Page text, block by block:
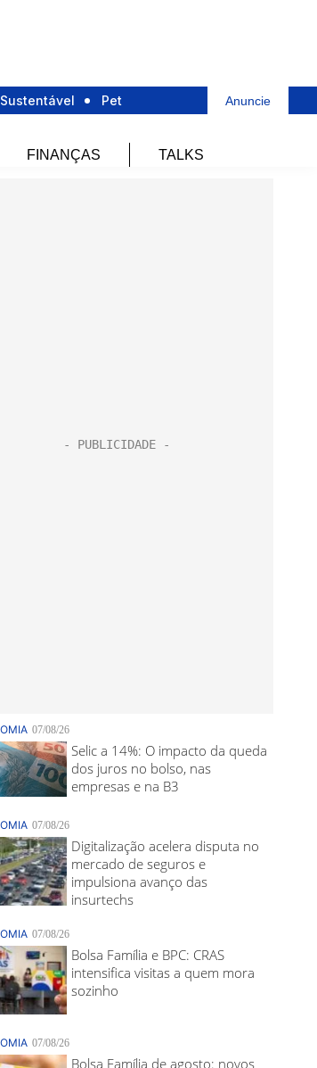
Sustentável Pet Anuncie
FINANÇAS TALKS